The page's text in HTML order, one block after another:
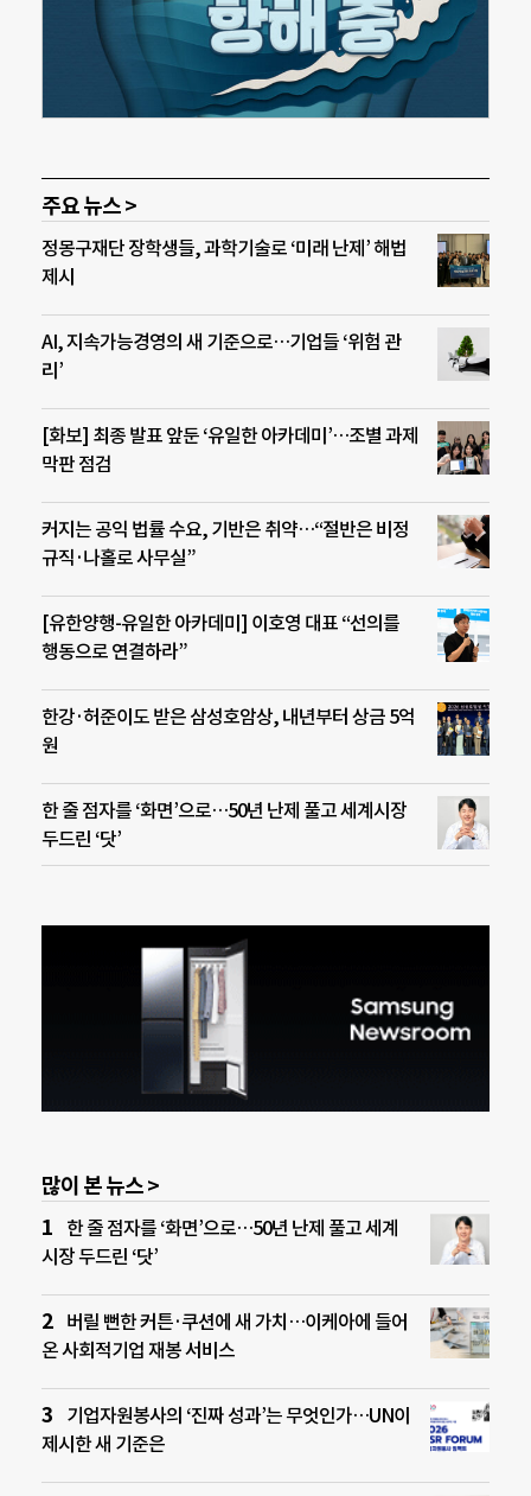
주요 뉴스 >
정몽구재단 장학생들, 과학기술로 ‘미래 난제’ 해법
제시
AI, 지속가능경영의 새 기준으로…기업들 ‘위험 관
리’
[화보] 최종 발표 앞둔 ‘유일한 아카데미’…조별 과제
막판 점검
커지는 공익 법률 수요, 기반은 취약…“절반은 비정
규직·나홀로 사무실”
[유한양행-유일한 아카데미] 이호영 대표 “선의를
행동으로 연결하라”
한강·허준이도 받은 삼성호암상, 내년부터 상금 5억
원
한 줄 점자를 ‘화면’으로…50년 난제 풀고 세계시장
두드린 ‘닷’
많이 본 뉴스 >
한 줄 점자를 ‘화면’으로…50년 난제 풀고 세계
시장 두드린 ‘닷’
버릴 뻔한 커튼·쿠션에 새 가치…이케아에 들어
온 사회적기업 재봉 서비스
기업자원봉사의 ‘진짜 성과’는 무엇인가…UN이
제시한 새 기준은